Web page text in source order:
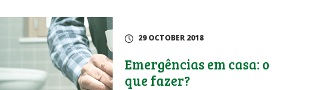
29 OCTOBER 2018
Emergências em casa: o
que fazer?